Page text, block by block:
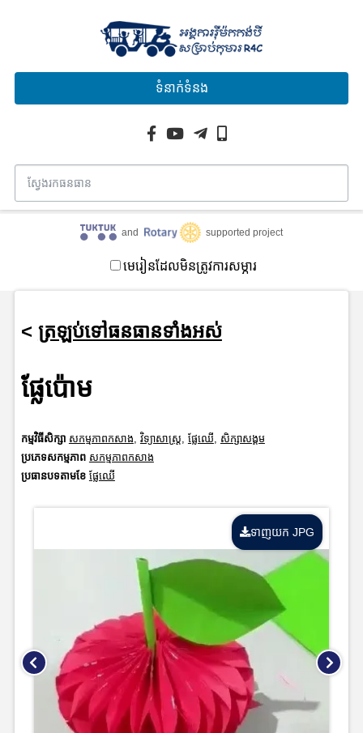
ទំនាក់ទំនង
and supported project
មេរៀនដែលមិនត្រូវការសម្ភារ
< ត្រឡប់ទៅធនធានទាំងអស់
ផ្លែប៉ោម
កម្មវិធីសិក្សា សកម្មភាពកសាង វិទ្យាសាស្រ្ត ផ្លែឈើ
សិក្សាសង្គម
ប្រភេទសកម្មភាព សកម្មភាពកសាង
ប្រធានបទតាមខែ ផ្លែឈើ
ទាញយក JPG